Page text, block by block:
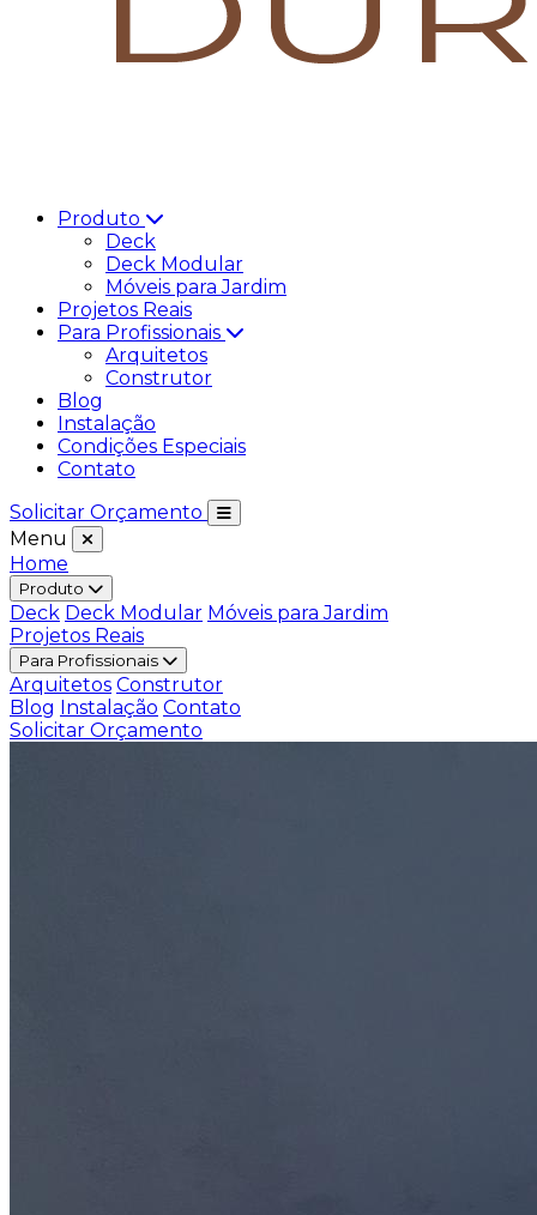
Produto
Deck
Deck Modular
Móveis para Jardim
Projetos Reais
Para Profissionais
Arquitetos
Construtor
Blog
Instalação
Condições Especiais
Contato
Solicitar Orçamento
Menu
Home
Produto
Deck Deck Modular Móveis para Jardim
Projetos Reais
Para Profissionais
Arquitetos Construtor
Blog Instalação Contato
Solicitar Orçamento